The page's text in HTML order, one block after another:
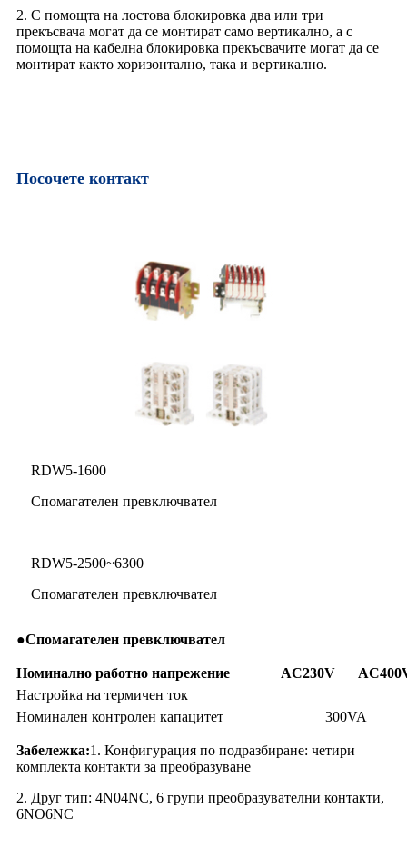
2. С помощта на лостова блокировка два или три
прекъсвача могат да се монтират само вертикално, а с
помощта на кабелна блокировка прекъсвачите могат да се
монтират както хоризонтално, така и вертикално.
Посочете контакт
RDW5-1600
Спомагателен превключвател
RDW5-2500~6300
Спомагателен превключвател
●Спомагателен превключвател
Номинално работно напрежение AC230V
Настройка на термичен ток
Номинален контролен капацитет
300VA
Забележка:1. Конфигурация по подразбиране: четири
комплекта контакти за преобразуване
2. Друг тип: 4N04NC, 6 групи преобразувателни контакти,
6NO6NC